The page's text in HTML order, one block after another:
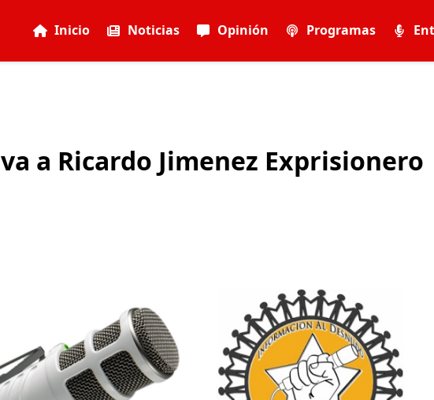
Inicio Noticias Opinión Programas
a Ricardo Jimenez Exprisionero